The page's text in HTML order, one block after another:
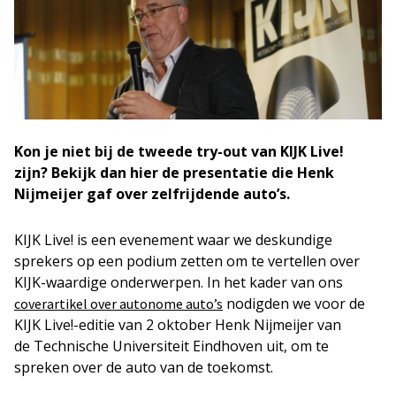
Kon je niet bij de tweede try-out van KIJK Live!
zijn? Bekijk dan hier de presentatie die Henk
Nijmeijer gaf over zelfrijdende auto’s.
KIJK Live! is een evenement waar we deskundige
sprekers op een podium zetten om te vertellen over
KIJK-waardige onderwerpen. In het kader van ons
coverartikel over autonome auto’s nodigden we voor de
KIJK Live!-editie van 2 oktober Henk Nijmeijer van
de Technische Universiteit Eindhoven uit, om te
spreken over de auto van de toekomst.